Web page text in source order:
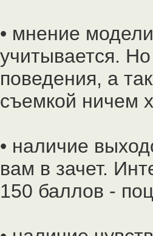
• мнение
учитывается.
поведения, а
съемкой ничем
• наличие
вам в зачет.
150 баллов -